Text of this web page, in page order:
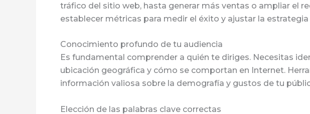
tráfico del sitio web, hasta generar más ventas o ampliar el
establecer métricas para medir el éxito y ajustar la estrategia
Conocimiento profundo de tu audiencia
Es fundamental comprender a quién te diriges. Necesitas
ubicación geográfica y cómo se comportan en Internet.
información valiosa sobre la demografía y gustos de tu
Elección de las palabras clave correctas